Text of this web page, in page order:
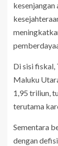
Di sisi fiskal,
Maluku
1,95 triliun,
terutama
Sementara
dengan